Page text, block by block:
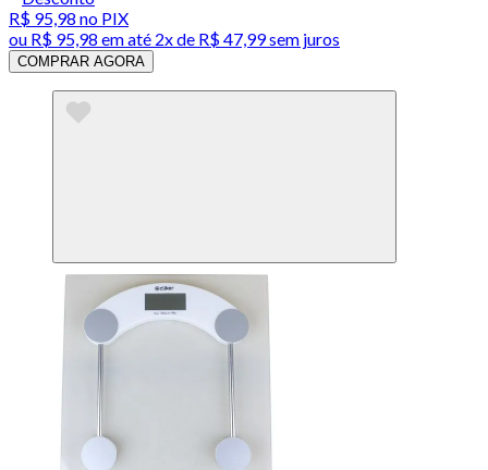
R$ 95,98 no PIX
ou R$ 95,98 em até 2x de R$ 47,99 sem juros
COMPRAR AGORA